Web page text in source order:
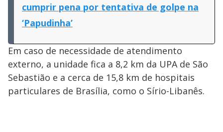
cumprir pena por tentativa de golpe na
‘Papudinha’
Em caso de necessidade de atendimento
externo, a unidade fica a 8,2 km da UPA de São
Sebastião e a cerca de 15,8 km de hospitais
particulares de Brasília, como o Sírio-Libanês.